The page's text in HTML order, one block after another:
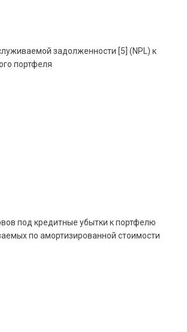
задолженности [5] (NPL) к
портфеля
под кредитные убытки к портфелю
по амортизированной стоимости